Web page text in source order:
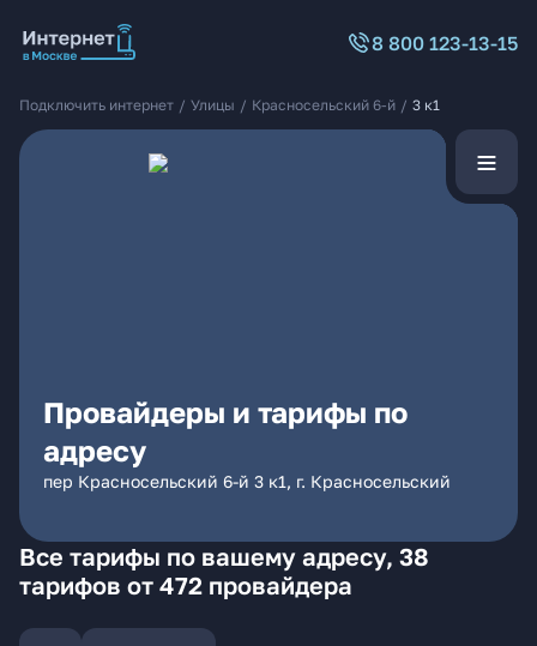
8 800 123-13-15
Подключить интернет / Улицы / Красносельский 6-й / 3 к1
Провайдеры и тарифы по
адресу
пер Красносельский 6-й 3 к1, г. Красносельский
Все тарифы по вашему адресу, 38
тарифов от 472 провайдера